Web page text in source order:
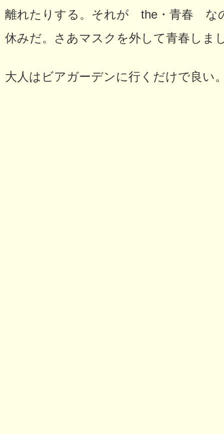
離れたりする。それが the・青春 な
休みだ。さあマスクを外して青春しま
大人はビアガーデンに行くだけで良い